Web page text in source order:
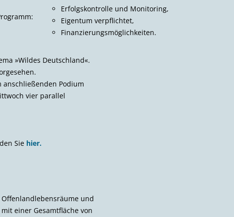
Erfolgskontrolle und Monitoring,
Eigentum verpflichtet,
Finanzierungsmöglichkeiten.
»Wildes Deutschland«.
Podium
vier parallel
Sie hier.
und
einer Gesamtfläche von